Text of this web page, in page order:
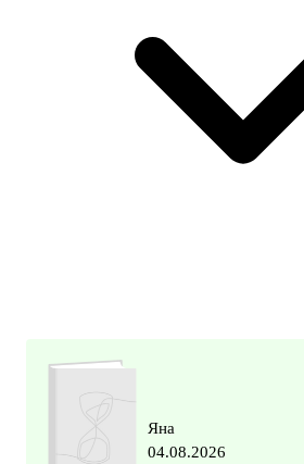
Яна
04.08.2026